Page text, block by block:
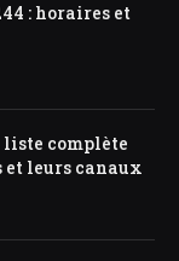
: horaires et
liste complète
et leurs canaux